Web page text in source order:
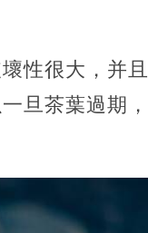
性很大，并且
旦茶葉過期，